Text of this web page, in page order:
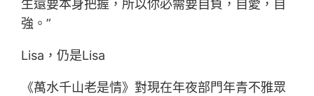
生還要本身把握，所以你必需要自負，自愛，自
強。”
Lisa，仍是Lisa
《萬水千山老是情》對現在年夜部門年青不雅眾